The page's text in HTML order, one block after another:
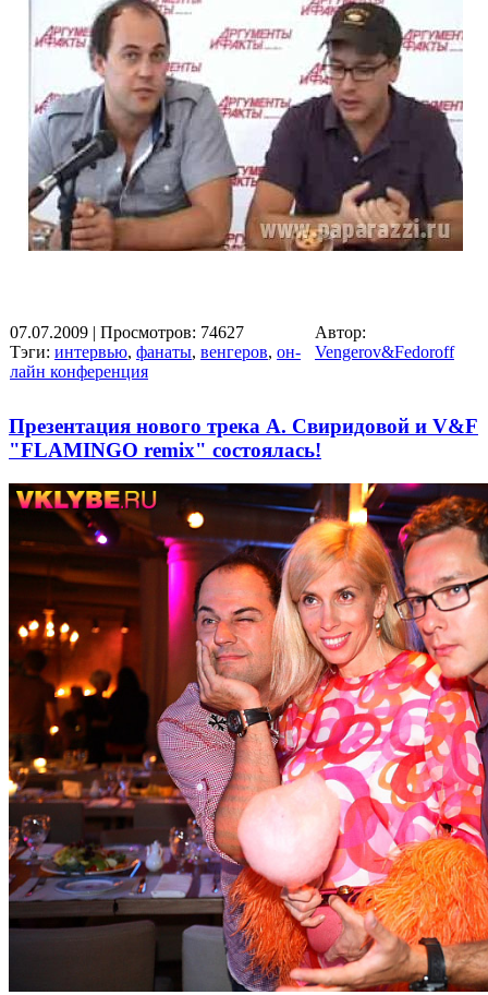
07.07.2009 | Просмотров: 74627
Тэги: интервью, фанаты, венгеров, он-
лайн конференция
Автор:
Vengerov&Fedoroff
Презентация нового трека А. Свиридовой и V&F
"FLAMINGO remix" состоялась!